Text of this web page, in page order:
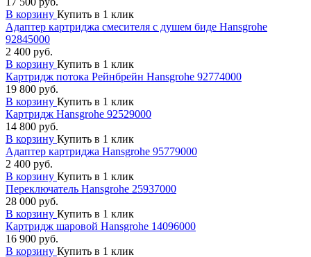
В корзину Купить в 1 клик
Адаптер картриджа смесителя с душем биде Hansgrohe
92845000
2 400 руб.
В корзину Купить в 1 клик
Картридж потока Рейнбрейн Hansgrohe 92774000
19 800 руб.
В корзину Купить в 1 клик
Картридж Hansgrohe 92529000
14 800 руб.
В корзину Купить в 1 клик
Адаптер картриджа Hansgrohe 95779000
2 400 руб.
В корзину Купить в 1 клик
Переключатель Hansgrohe 25937000
28 000 руб.
В корзину Купить в 1 клик
Картридж шаровой Hansgrohe 14096000
16 900 руб.
В корзину Купить в 1 клик